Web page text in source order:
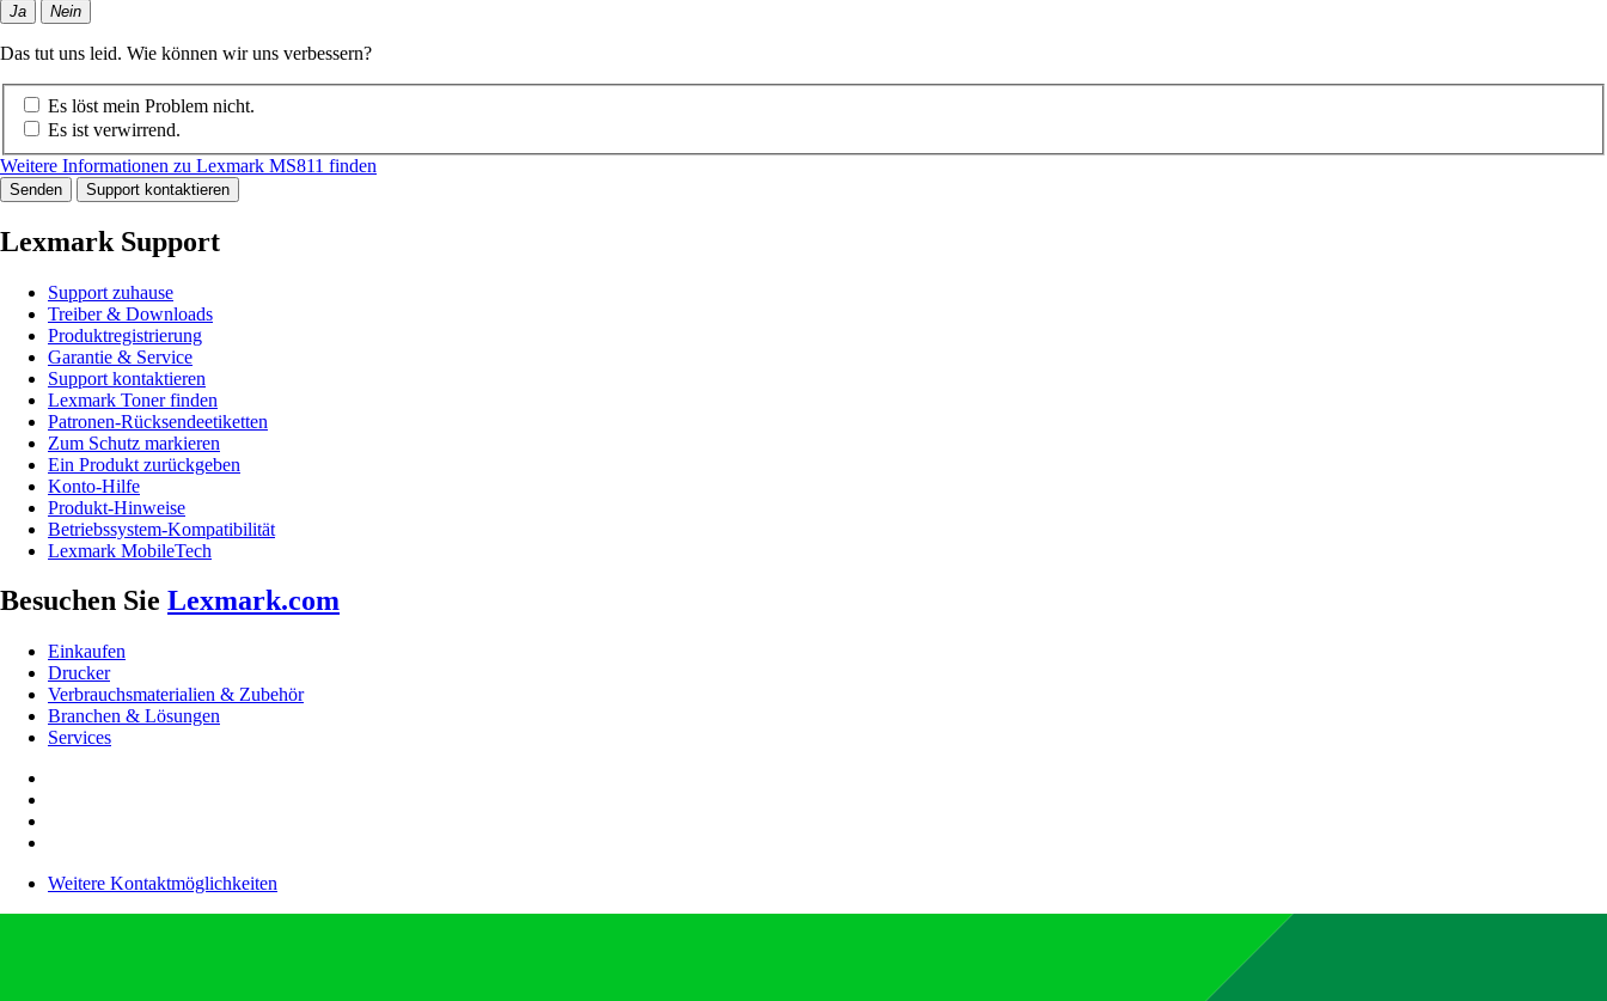
Ja Nein
Das tut uns leid. Wie können wir uns verbessern?
Es löst mein Problem nicht.
Es ist verwirrend.
Weitere Informationen zu Lexmark MS811 finden
Senden Support kontaktieren
Lexmark Support
Support zuhause
Treiber & Downloads
Produktregistrierung
Garantie & Service
Support kontaktieren
Lexmark Toner finden
Patronen-Rücksendeetiketten
Zum Schutz markieren
Ein Produkt zurückgeben
Konto-Hilfe
Produkt-Hinweise
Betriebssystem-Kompatibilität
Lexmark MobileTech
Besuchen Sie Lexmark.com
Einkaufen
Drucker
Verbrauchsmaterialien & Zubehör
Branchen & Lösungen
Services
Weitere Kontaktmöglichkeiten